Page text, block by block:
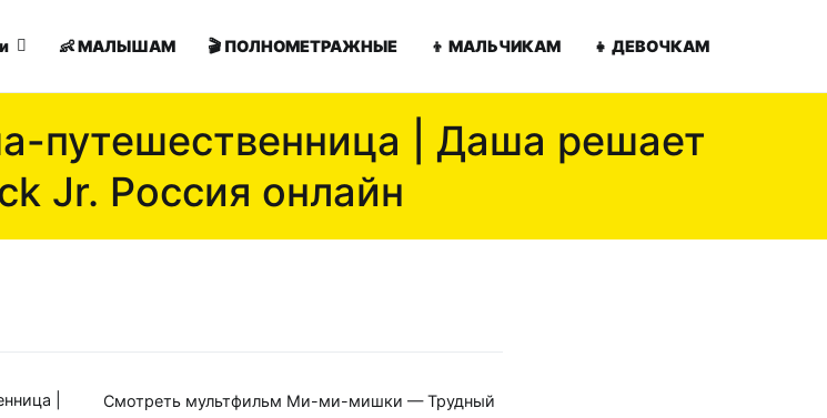
👶 МАЛЫШАМ 🎬 ПОЛНОМЕТРАЖНЫЕ 👦 МАЛЬЧИКАМ 👧 ДЕВОЧКАМ
путешественница | Даша решает
Jr. Россия онлайн
|
Смотреть мультфильм Ми-ми-мишки — Трудный